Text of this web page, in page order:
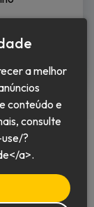
a melhor
conteúdo e
consulte
?
a>.